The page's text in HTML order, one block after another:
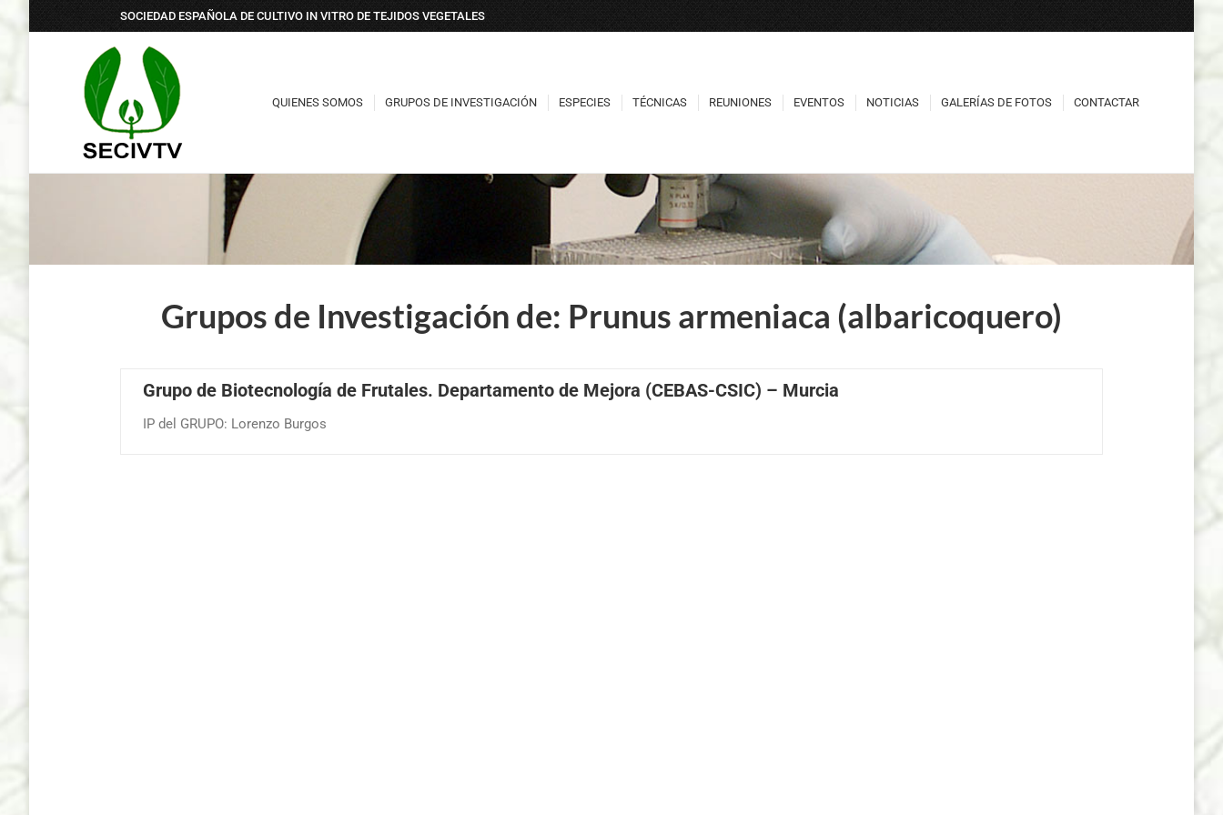
SOCIEDAD ESPAÑOLA DE CULTIVO IN VITRO DE TEJIDOS VEGETALES
QUIENES SOMOS GRUPOS DE INVESTIGACIÓN ESPECIES TÉCNICAS REUNIONES EVENTOS NOTICIAS GALERÍAS DE FOTOS CONTACTAR
Grupos de Investigación de: Prunus armeniaca (albaricoquero)
Grupo de Biotecnología de Frutales. Departamento de Mejora (CEBAS-CSIC) – Murcia
IP del GRUPO: Lorenzo Burgos
QUIENES SOMOS GRUPOS DE INVESTIGACIÓN ESPECIES TÉCNICAS REUNIONES EVENTOS NOTICIAS GALERÍAS DE FOTOS CONTACTAR